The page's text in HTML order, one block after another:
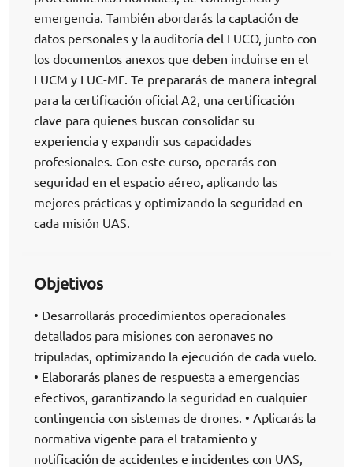
emergencia. También abordarás la captación de
datos personales y la auditoría del LUCO, junto con
los documentos anexos que deben incluirse en el
LUCM y LUC-MF. Te prepararás de manera integral
para la certificación oficial A2, una certificación
clave para quienes buscan consolidar su
experiencia y expandir sus capacidades
profesionales. Con este curso, operarás con
seguridad en el espacio aéreo, aplicando las
mejores prácticas y optimizando la seguridad en
cada misión UAS.
Objetivos
• Desarrollarás procedimientos operacionales
detallados para misiones con aeronaves no
tripuladas, optimizando la ejecución de cada vuelo.
• Elaborarás planes de respuesta a emergencias
efectivos, garantizando la seguridad en cualquier
contingencia con sistemas de drones. • Aplicarás la
normativa vigente para el tratamiento y
notificación de accidentes e incidentes con UAS,